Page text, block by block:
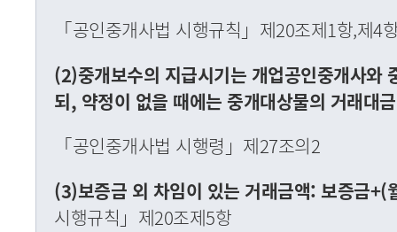
「공인중개사법 시행규칙」제20조제1항,제4
(2)중개보수의 지급시기는 개업공인중개사와
되, 약정이 없을 때에는 중개대상물의 거래대
「공인중개사법 시행령」제27조의2
(3)보증금 외 차임이 있는 거래금액: 보증금
시행규칙」제20조제5항